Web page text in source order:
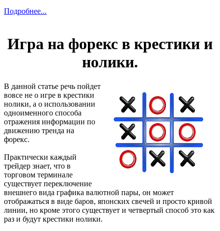
Подробнее...
Игра на форекс в крестики и
нолики.
В данной статье речь пойдет
вовсе не о игре в крестики
нолики, а о использовании
одноименного способа
отражения информации по
движению тренда на
форекс.
Практически каждый
трейдер знает, что в
торговом терминале
существует переключение
внешнего вида графика валютной пары, он может
отображаться в виде баров, японских свечей и просто кривой
линии, но кроме этого существует и четвертый способ это как
раз и будут крестики нолики.